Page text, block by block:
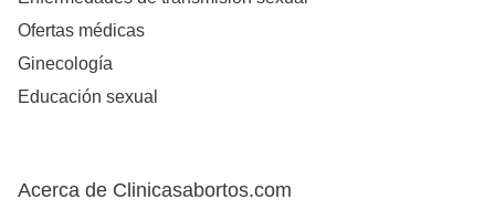
Ofertas médicas
Ginecología
Educación sexual
Acerca de Clinicasabortos.com